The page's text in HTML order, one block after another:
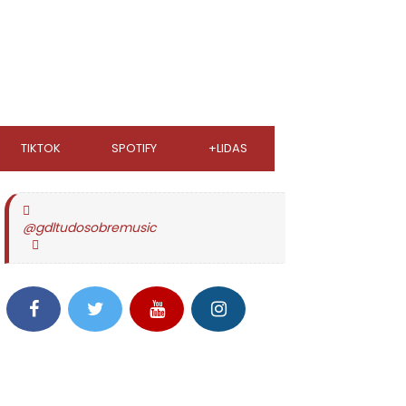
TIKTOK SPOTIFY +LIDAS
@gdltudosobremusic